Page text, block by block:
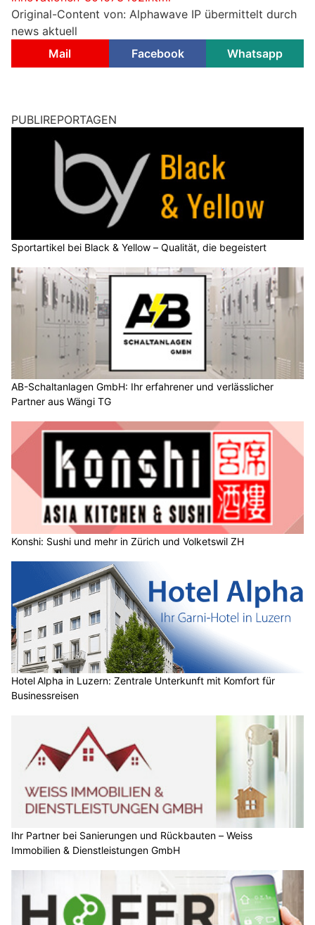
Original-Content von: Alphawave IP übermittelt durch
news aktuell
Mail
Facebook Whatsapp
PUBLIREPORTAGEN
Sportartikel bei Black & Yellow – Qualität, die begeistert
AB-Schaltanlagen GmbH: Ihr erfahrener und verlässlicher
Partner aus Wängi TG
Konshi: Sushi und mehr in Zürich und Volketswil ZH
Hotel Alpha in Luzern: Zentrale Unterkunft mit Komfort für
Businessreisen
Ihr Partner bei Sanierungen und Rückbauten – Weiss
Immobilien & Dienstleistungen GmbH